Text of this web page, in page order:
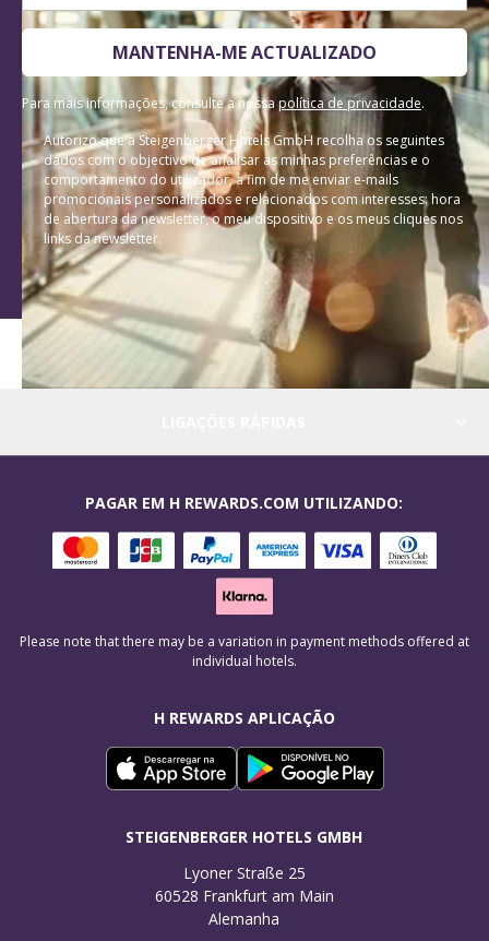
MANTENHA-ME ACTUALIZADO
Para mais informações, consulte a nossapolítica de privacidade.
Autorizo que a Steigenberger Hotels GmbH recolha os seguintes
dados com o objectivo de analisar as minhas preferências e o
comportamento do utilizador, a fim de me enviar e-mails
promocionais personalizados e relacionados com interesses: hora
de abertura da newsletter, o meu dispositivo e os meus cliques nos
links da newsletter.
H REWARDS APLICAÇÃO
STEIGENBERGER HOTELS GMBH
Lyoner Straße 25
60528 Frankfurt am Main
Alemanha
PAGAR EM H REWARDS.COM UTILIZANDO:
Please note that there may be a variation in payment methods offered at
individual hotels.